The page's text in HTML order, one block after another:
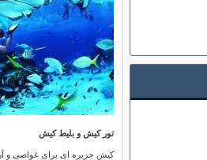
تور کیش و بلیط کیش
کیش جزیره ای برای غواصی و